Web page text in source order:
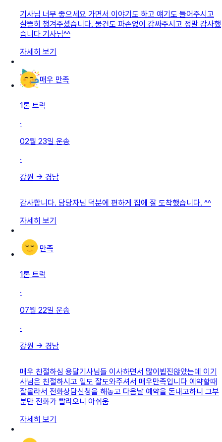
기사님 너무 좋으세요 가면서 이야기도 하고 얘기도 들어주시고
살뜰히 챙겨주셨습니다. 물건도 파손없이 감싸주시고 정말 감사했
습니다 기사님^^
자세히 보기
매우 만족
1톤 트럭
·
02월 23일 운송
·
강원 → 경남
감사합니다. 담당자님 덕분에 편하게 집에 잘 도착했습니다. ^^
자세히 보기
만족
1톤 트럭
·
07월 22일 운송
·
강원 → 경남
매우 친절하심 용달기사님들 이사하면서 많이뵙진않았는데 이기
사님은 친절하시고 일도 잘도와주셔서 매우만족입니다 예약할때
잘몰라서 전화상담신청을 해놓고 다음날 예약을 돈내고하니 그부
분만 전화가 빨리오니 아쉬움
자세히 보기